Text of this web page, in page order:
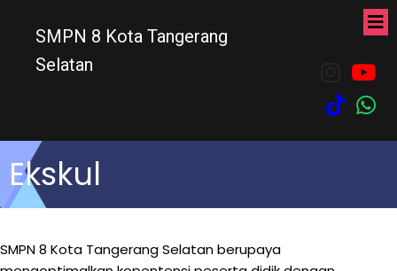
SMPN 8 Kota Tangerang
Selatan
Ekskul
SMPN 8 Kota Tangerang Selatan berupaya